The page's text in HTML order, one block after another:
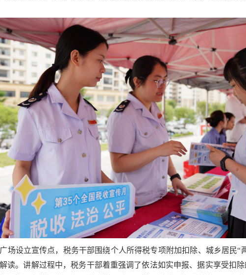
场设立宣传点，税务干部围绕个人所得税专项附加扣除、城乡居民“
读。讲解过程中，税务干部着重强调了依法如实申报、据实享受扣